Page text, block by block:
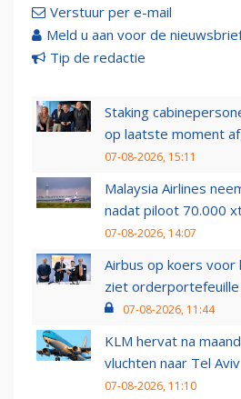
Verstuur per e-mail
Meld u aan voor de
Tip de redactie
Staking
op laatste moment
07-08-2026, 15:11
Malaysia Airlines
nadat piloot 70.000
07-08-2026, 14:07
Airbus op koers
ziet
07-08-2026, 11:44
KLM hervat na
vluchten naar Tel Aviv
07-08-2026, 11:10